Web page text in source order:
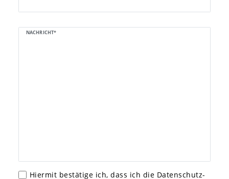
NACHRICHT*
Hiermit bestätige ich, dass ich die Daten­schutz­